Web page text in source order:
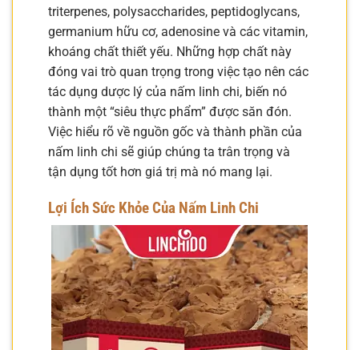
triterpenes, polysaccharides, peptidoglycans,
germanium hữu cơ, adenosine và các vitamin,
khoáng chất thiết yếu. Những hợp chất này
đóng vai trò quan trọng trong việc tạo nên các
tác dụng dược lý của nấm linh chi, biến nó
thành một “siêu thực phẩm” được săn đón.
Việc hiểu rõ về nguồn gốc và thành phần của
nấm linh chi sẽ giúp chúng ta trân trọng và
tận dụng tốt hơn giá trị mà nó mang lại.
Lợi Ích Sức Khỏe Của Nấm Linh Chi